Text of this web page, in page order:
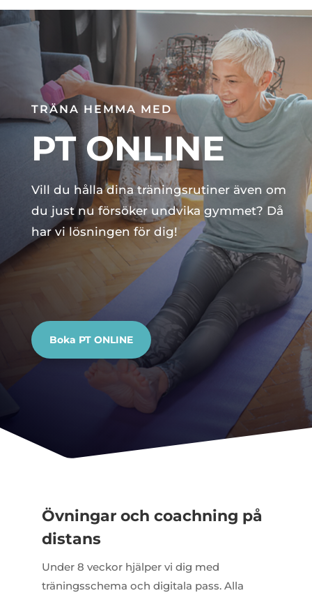
TRÄNA HEMMA MED
PT ONLINE
Vill du hålla dina träningsrutiner även om
du just nu försöker undvika gymmet? Då
har vi lösningen för dig!
Boka PT ONLINE
Övningar och coachning på
distans
Under 8 veckor hjälper vi dig med
träningsschema och digitala pass. Alla